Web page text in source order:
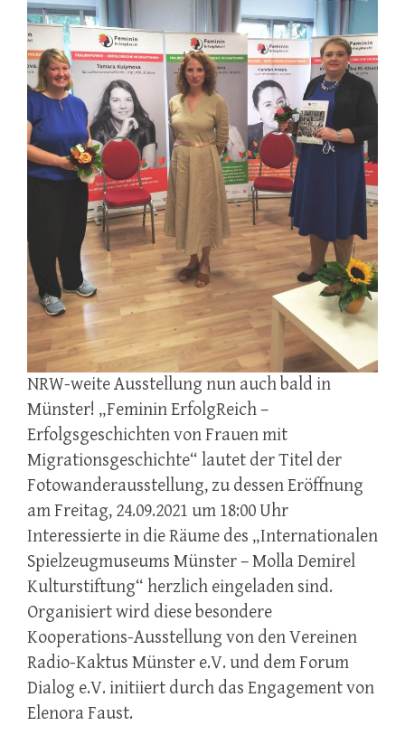
NRW-weite Ausstellung nun auch bald in
Münster! „Feminin ErfolgReich –
Erfolgsgeschichten von Frauen mit
Migrationsgeschichte“ lautet der Titel der
Fotowanderausstellung, zu dessen Eröffnung
am Freitag, 24.09.2021 um 18:00 Uhr
Interessierte in die Räume des „Internationalen
Spielzeugmuseums Münster – Molla Demirel
Kulturstiftung“ herzlich eingeladen sind.
Organisiert wird diese besondere
Kooperations-Ausstellung von den Vereinen
Radio-Kaktus Münster e.V. und dem Forum
Dialog e.V. initiiert durch das Engagement von
Elenora Faust.